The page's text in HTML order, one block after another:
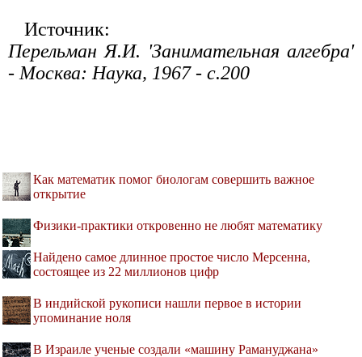
Источник:
Перельман Я.И. 'Занимательная алгебра'
- Москва: Наука, 1967 - с.200
Как математик помог биологам совершить важное
открытие
Физики-практики откровенно не любят математику
Найдено самое длинное простое число Мерсенна,
состоящее из 22 миллионов цифр
В индийской рукописи нашли первое в истории
упоминание ноля
В Израиле ученые создали «машину Рамануджана»